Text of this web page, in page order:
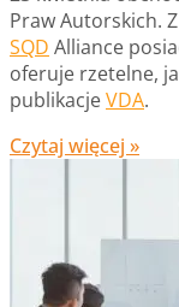
Praw Autorskich.
SQD Alliance
oferuje rzetelne,
publikacjeVDA.
Czytaj więcej »